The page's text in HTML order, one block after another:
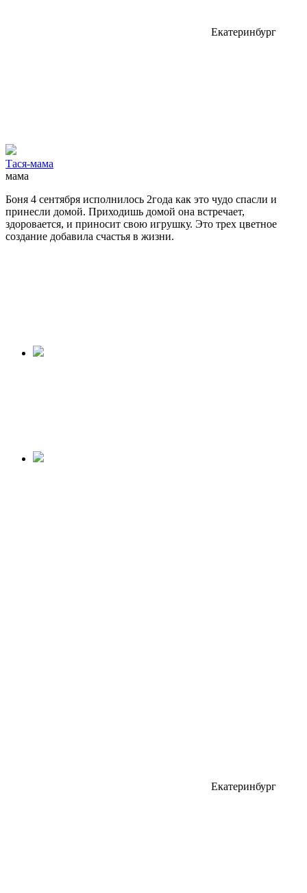
Екатеринбург
Тася-мама
мама
Боня 4 сентября исполнилось 2года как это чудо спасли и
принесли домой. Приходишь домой она встречает,
здоровается, и приносит свою игрушку. Это трех цветное
создание добавила счастья в жизни.
Екатеринбург